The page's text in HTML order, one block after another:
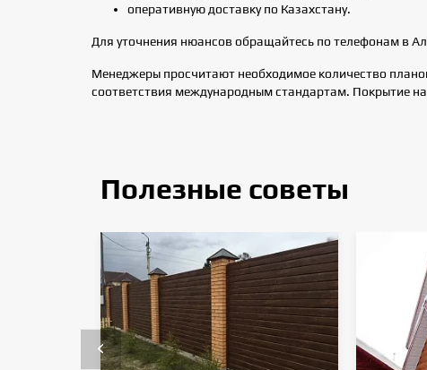
оперативную доставку по Казахстану.
Для уточнения нюансов обращайтесь по телефонам в
Менеджеры просчитают необходимое количество
соответствия международным стандартам. Покрытие
Полезные советы